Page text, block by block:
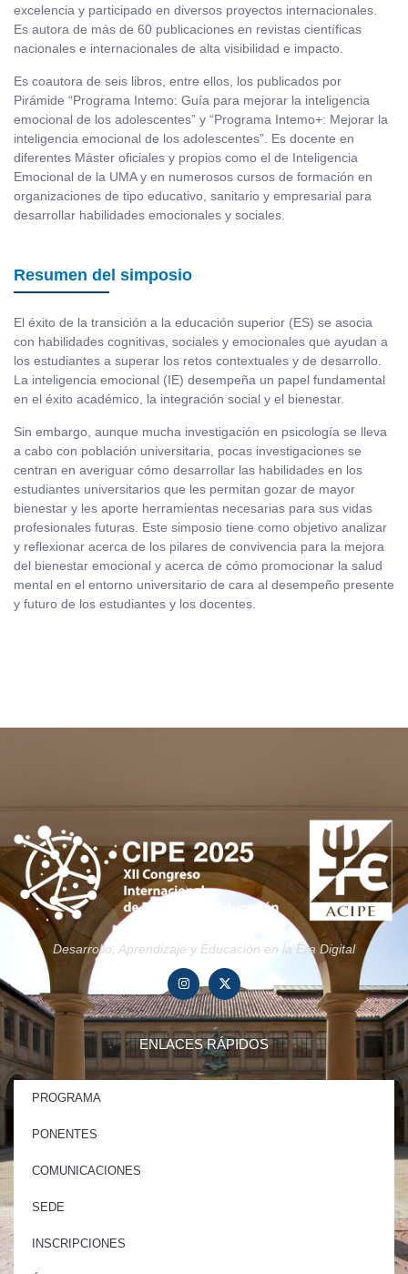
excelencia y participado en diversos proyectos internacionales.
Es autora de más de 60 publicaciones en revistas científicas
nacionales e internacionales de alta visibilidad e impacto.
Es coautora de seis libros, entre ellos, los publicados por
Pirámide “Programa Intemo: Guía para mejorar la inteligencia
emocional de los adolescentes” y “Programa Intemo+: Mejorar la
inteligencia emocional de los adolescentes”. Es docente en
diferentes Máster oficiales y propios como el de Inteligencia
Emocional de la UMA y en numerosos cursos de formación en
organizaciones de tipo educativo, sanitario y empresarial para
desarrollar habilidades emocionales y sociales.
Resumen del simposio
El éxito de la transición a la educación superior (ES) se asocia
con habilidades cognitivas, sociales y emocionales que ayudan a
los estudiantes a superar los retos contextuales y de desarrollo.
La inteligencia emocional (IE) desempeña un papel fundamental
en el éxito académico, la integración social y el bienestar.
Sin embargo, aunque mucha investigación en psicología se lleva
a cabo con población universitaria, pocas investigaciones se
centran en averiguar cómo desarrollar las habilidades en los
estudiantes universitarios que les permitan gozar de mayor
bienestar y les aporte herramientas necesarias para sus vidas
profesionales futuras. Este simposio tiene como objetivo analizar
y reflexionar acerca de los pilares de convivencia para la mejora
del bienestar emocional y acerca de cómo promocionar la salud
mental en el entorno universitario de cara al desempeño presente
y futuro de los estudiantes y los docentes.
Desarrollo, Aprendizaje y Educación en la Era Digital
ENLACES RÁPIDOS
PROGRAMA
PONENTES
COMUNICACIONES
SEDE
INSCRIPCIONES